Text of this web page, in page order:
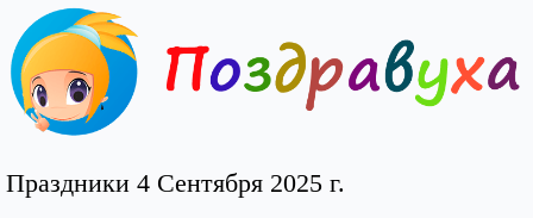
Праздники 4 Сентября 2025 г.